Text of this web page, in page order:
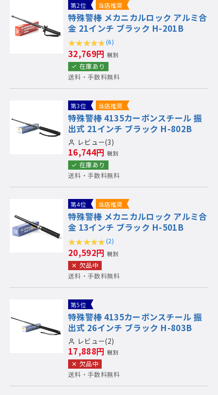
第2位 当店推奨
特殊警棒 メカニカルロック アルミ合
金 21インチ ブラック H-201B
(6)
32,769円 税別
在庫あり
送料・手数料無料
第3位 当店推奨
特殊警棒 4135カーボンスチール 振
出式 21インチ ブラック H-802B
レビュー(3)
16,744円 税別
在庫あり
送料・手数料無料
第4位 当店推奨
特殊警棒 メカニカルロック アルミ合
金 13インチ ブラック H-501B
(2)
20,592円 税別
欠品中
送料・手数料無料
第5位
特殊警棒 4135カーボンスチール 振
出式 26インチ ブラック H-803B
レビュー(2)
17,888円 税別
欠品中
送料・手数料無料